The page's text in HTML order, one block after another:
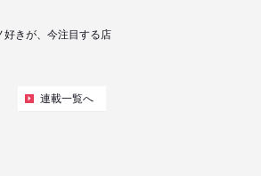
好きが、今注目する店
連載一覧へ